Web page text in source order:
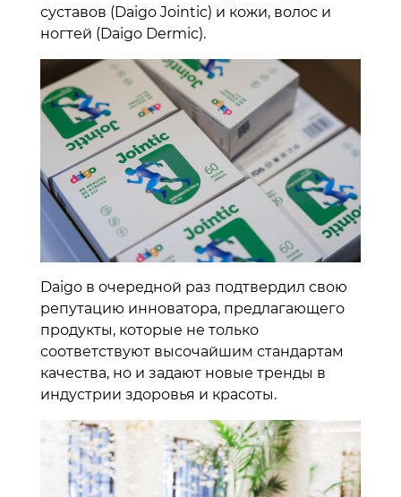
суставов (Daigo Jointic) и кожи, волос и
ногтей (Daigo Dermic).
Daigo в очередной раз подтвердил свою
репутацию инноватора, предлагающего
продукты, которые не только
соответствуют высочайшим стандартам
качества, но и задают новые тренды в
индустрии здоровья и красоты.